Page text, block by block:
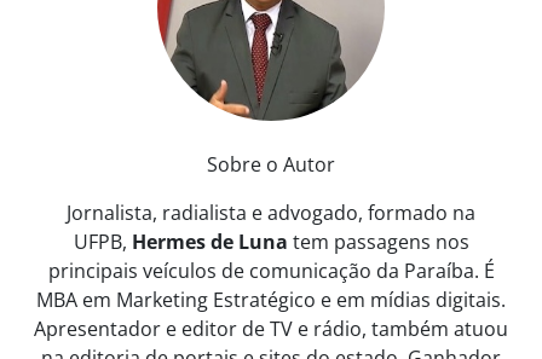
Sobre o Autor
Jornalista, radialista e advogado, formado na
UFPB, Hermes de Luna tem passagens nos
principais veículos de comunicação da Paraíba. É
MBA em Marketing Estratégico e em mídias digitais.
Apresentador e editor de TV e rádio, também atuou